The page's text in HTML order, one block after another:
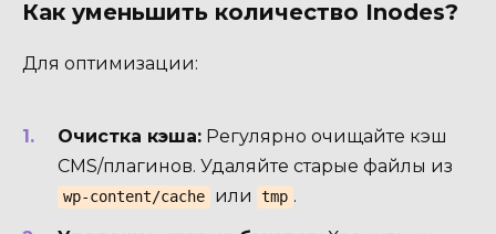
Как уменьшить количество Inodes?
Для оптимизации:
Очистка кэша: Регулярно очищайте кэш
CMS/плагинов. Удаляйте старые файлы из
wp-content/cache или tmp .